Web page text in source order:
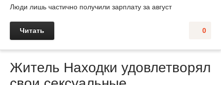
Люди лишь частично получили зарплату за август
0
Читать
Житель Находки удовлетворял